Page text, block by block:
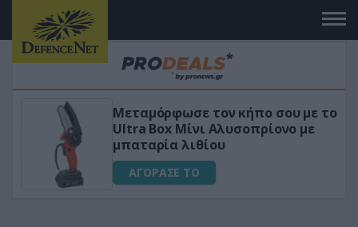
Μεταμόρφωσε τον κήπο σου με το
Ultra Box Μίνι Αλυσοπρίονο με
μπαταρία λιθίου
ΑΓΟΡΑΣΕ ΤΟ